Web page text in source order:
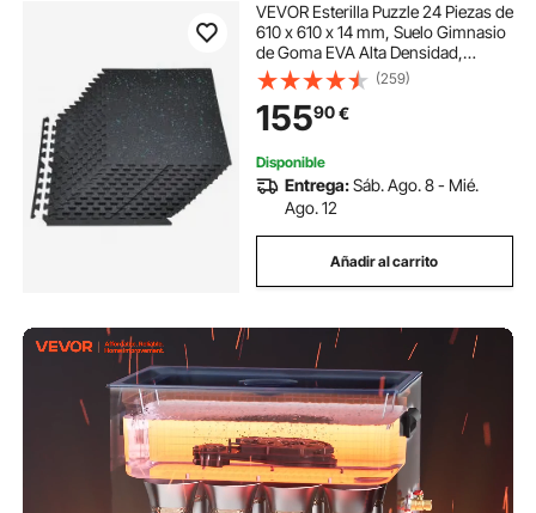
VEVOR Esterilla Puzzle 24 Piezas de
610 x 610 x 14 mm, Suelo Gimnasio
de Goma EVA Alta Densidad,
Colchoneta de Ejercicios con
Puntos Azules Antideslizante
Antigolpe Antiruido para Equipo
Pesado, Casa
(259)
15590€
Disponible
Entrega:Sáb. Ago. 8 - Mié.
Ago. 12
Añadir al carrito